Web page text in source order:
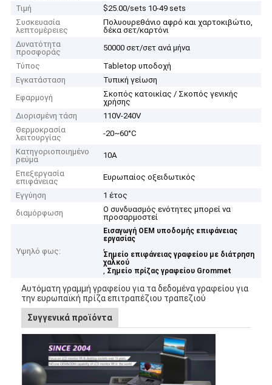
Τιμή
$25.00/sets 10-49 sets
Συσκευασία
λεπτομέρειες
Πολυουρεθάνιο αφρό και χαρτοκιβώτιο,
δέκα σετ/καρτόνι
Δυνατότητα
προσφοράς
50000 σετ/σετ ανά μήνα
Τύπος
Tabletop υποδοχή
Εγκατάσταση
Τυπική γείωση
Εφαρμογή
Σκοπός κατοικίας / Σκοπός γενικής
χρήσης
Διορισμένη τάση
110V-240V
Θερμοκρασία
λειτουργίας
-20~60°C
Κατηγοριοποιημένο
ρεύμα
10Α
Επεξεργασία
επιφάνειας
Ευρωπαίος οξειδωτικός
Εγγύηση
1 έτος
διαμόρφωση
Ο συνδυασμός ενότητες μπορεί να
προσαρμοστεί
Υψηλό φως:
Εισαγωγή OEM υποδομής επιφάνειας
εργασίας
,
Σημείο επιφάνειας γραφείου με διάτρηση
χαλκού
, Σημείο πρίζας γραφείου Grommet
Αυτόματη γραμμή γραφείου για τα δεδομένα γραφείου για
την ευρωπαϊκή πρίζα επιτραπέζιου τραπεζιού
Συγγενικά προϊόντα